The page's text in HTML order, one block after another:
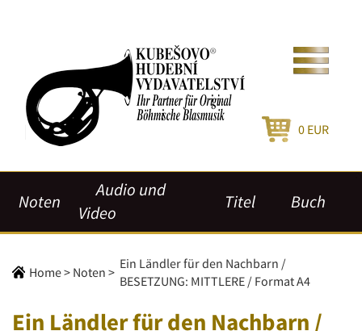
0 EUR
Noten
Audio und
Video
Titel Buch
Home> Noten >
Ein Ländler für den Nachbarn /
BESETZUNG: MITTLERE / Format A4
Ein Ländler für den Nachbarn /